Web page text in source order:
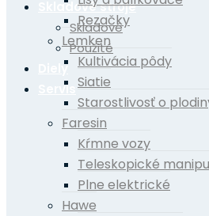
Skladové stroje
Skladové
Použité
Diely
Servis
Rezačky
Lemken
Kultivácia pôdy
Siatie
Starostlivosť o
Faresin
Kŕmne vozy
Teleskopické
Plne elektrické
Hawe